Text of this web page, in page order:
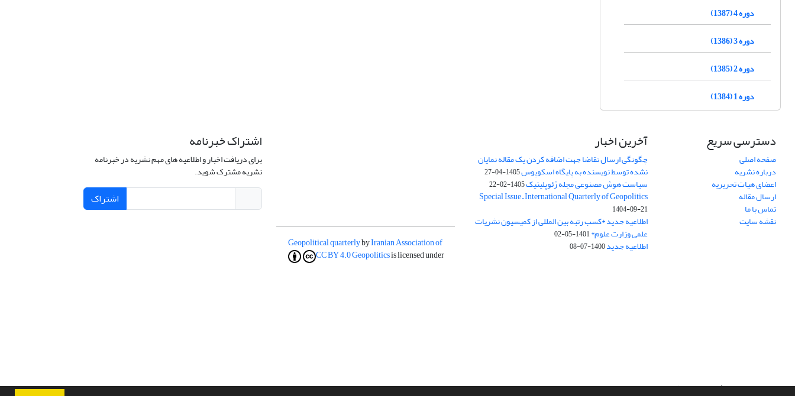
دوره 4 (1387)
دوره 3 (1386)
دوره 2 (1385)
دوره 1 (1384)
دسترسی سریع
صفحه اصلی
درباره نشریه
اعضای هیات تحریریه
ارسال مقاله
تماس با ما
نقشه سایت
آخرین اخبار
چگونگی ارسال تقاضا جهت اضافه کردن یک مقاله نمایان
نشده توسط نویسنده به پایگاه اسکوپوس1405-04-27
سیاست هوش مصنوعی مجله ژئوپلیتیک1405-02-22
Special Issue – International Quarterly of Geopolitics
1404-09-21
اطلاعیه جدید *کسب رتبه بین المللی از کمیسیون نشریات
علمی وزارت علوم*1401-05-02
اطلاعیه جدید1400-07-08
Geopolitical quarterlybyIranian Association of
Geopoliticsis licensed under
CC BY 4.0
اشتراک خبرنامه
برای دریافت اخبار و اطلاعیه های مهم نشریه در خبرنامه
نشریه مشترک شوید.
اشتراک
سامانه مدیریت نشریات علمی.طراحی و پیاده سازی ازسیناوب